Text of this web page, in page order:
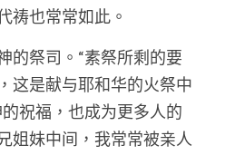
祷也常常如此。
的祭司。“素祭所剩的要
这是献与耶和华的火祭中
祝福，也成为更多人的
姐妹中间，我常常被亲人